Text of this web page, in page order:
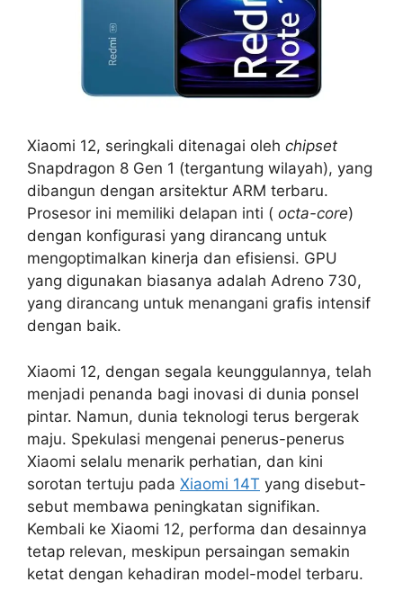
Xiaomi 12, seringkali ditenagai oleh chipset
Snapdragon 8 Gen 1 (tergantung wilayah), yang
dibangun dengan arsitektur ARM terbaru.
Prosesor ini memiliki delapan inti ( octa-core)
dengan konfigurasi yang dirancang untuk
mengoptimalkan kinerja dan efisiensi. GPU
yang digunakan biasanya adalah Adreno 730,
yang dirancang untuk menangani grafis intensif
dengan baik.
Xiaomi 12, dengan segala keunggulannya, telah
menjadi penanda bagi inovasi di dunia ponsel
pintar. Namun, dunia teknologi terus bergerak
maju. Spekulasi mengenai penerus-penerus
Xiaomi selalu menarik perhatian, dan kini
sorotan tertuju pada Xiaomi 14T yang disebut-
sebut membawa peningkatan signifikan.
Kembali ke Xiaomi 12, performa dan desainnya
tetap relevan, meskipun persaingan semakin
ketat dengan kehadiran model-model terbaru.